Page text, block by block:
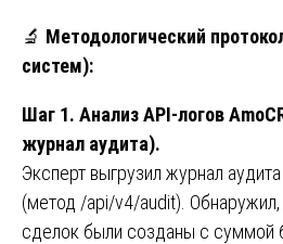
🔬 Методологический
систем):
Шаг 1. Анализ API-логов
журнал аудита).
Эксперт выгрузил журнал
(метод /api/v4/audit). Обнаружил,
сделок были созданы с суммой